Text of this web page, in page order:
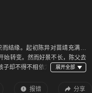
结缘。起初陈异对苗靖充满敌
始转变。然而好景不长，陈父去
却不得不相依为
年后，陈异经营着一家台球厅，
报错 分享